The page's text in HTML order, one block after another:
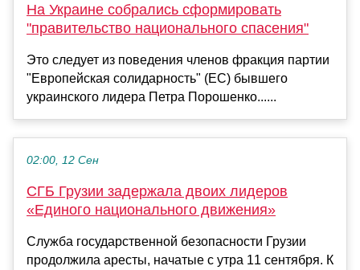
На Украине собрались сформировать
"правительство национального спасения"
Это следует из поведения членов фракция партии
"Европейская солидарность" (ЕС) бывшего
украинского лидера Петра Порошенко......
02:00, 12 Сен
СГБ Грузии задержала двоих лидеров
«Единого национального движения»
Служба государственной безопасности Грузии
продолжила аресты, начатые с утра 11 сентября. К